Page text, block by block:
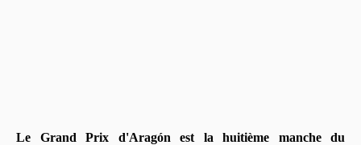
Le Grand Prix d'Aragón est la huitième manche du